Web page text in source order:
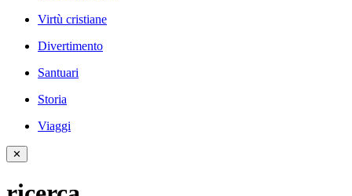
Virtù cristiane
Divertimento
Santuari
Storia
Viaggi
✕